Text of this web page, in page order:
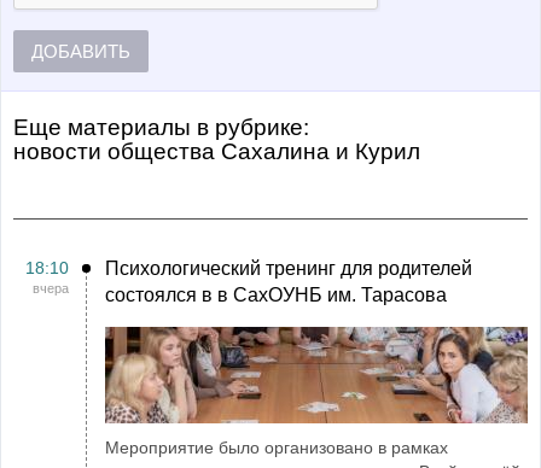
ДОБАВИТЬ
Еще материалы в рубрике:
Новости общества Сахалина и Курил
18:10
вчера
Психологический тренинг для родителей
состоялся в в СахОУНБ им. Тарасова
Мероприятие было организовано в рамках